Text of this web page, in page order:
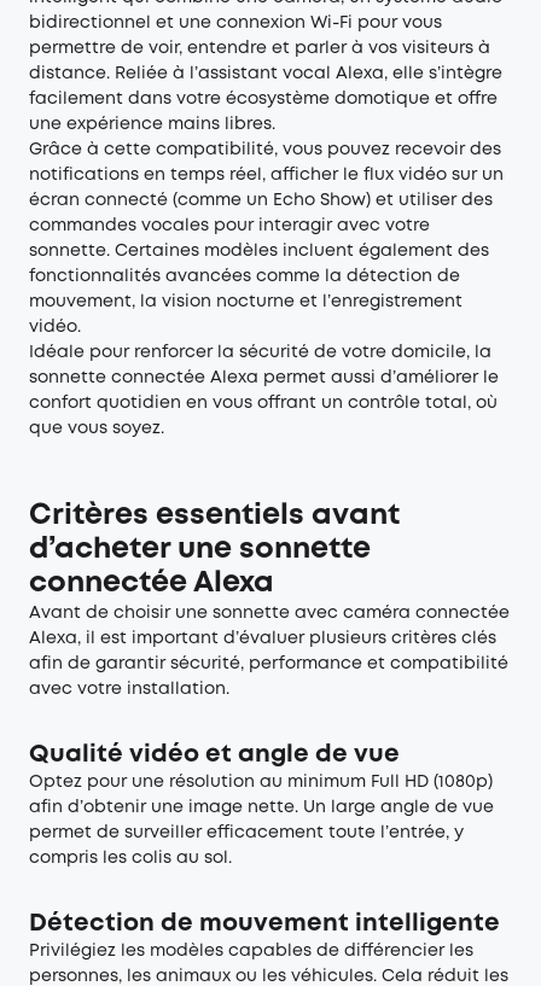
bidirectionnel et une connexion Wi-Fi pour vous
permettre de voir, entendre et parler à vos visiteurs à
distance. Reliée à l’assistant vocal Alexa, elle s’intègre
facilement dans votre écosystème domotique et offre
une expérience mains libres.
Grâce à cette compatibilité, vous pouvez recevoir des
notifications en temps réel, afficher le flux vidéo sur un
écran connecté (comme un Echo Show) et utiliser des
commandes vocales pour interagir avec votre
sonnette. Certaines modèles incluent également des
fonctionnalités avancées comme la détection de
mouvement, la vision nocturne et l’enregistrement
vidéo.
Idéale pour renforcer la sécurité de votre domicile, la
sonnette connectée Alexa permet aussi d’améliorer le
confort quotidien en vous offrant un contrôle total, où
que vous soyez.
Critères essentiels avant
d’acheter une sonnette
connectée Alexa
Avant de choisir une sonnette avec caméra connectée
Alexa, il est important d’évaluer plusieurs critères clés
afin de garantir sécurité, performance et compatibilité
avec votre installation.
Qualité vidéo et angle de vue
Optez pour une résolution au minimum Full HD (1080p)
afin d’obtenir une image nette. Un large angle de vue
permet de surveiller efficacement toute l’entrée, y
compris les colis au sol.
Détection de mouvement intelligente
Privilégiez les modèles capables de différencier les
personnes, les animaux ou les véhicules. Cela réduit les